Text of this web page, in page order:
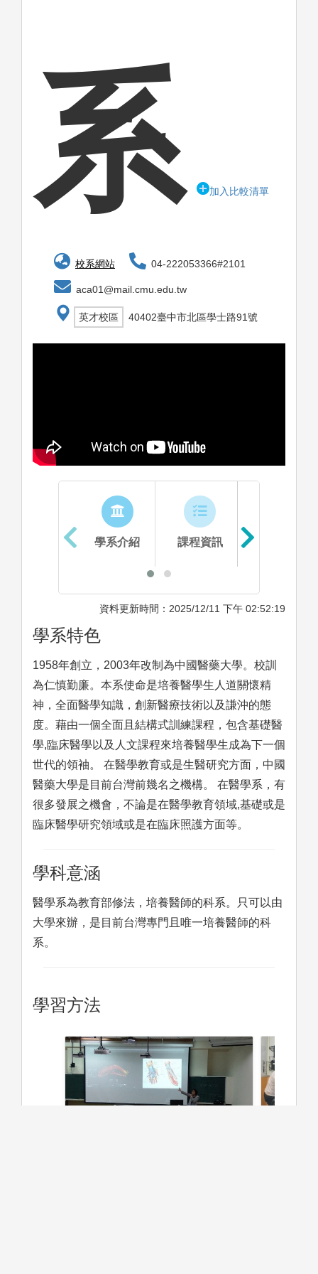
系
加入比較清單
校系網站 04-222053366#2101
aca01@mail.cmu.edu.tw
英才校區 40402臺中市北區學士路91號
學系介紹 課程資訊
資料更新時間：2025/12/11 下午 02:52:19
學系特色
1958年創立，2003年改制為中國醫藥大學。校訓
為仁慎勤廉。本系使命是培養醫學生人道關懷精
神，全面醫學知識，創新醫療技術以及謙沖的態
度。藉由一個全面且結構式訓練課程，包含基礎醫
學,臨床醫學以及人文課程來培養醫學生成為下一個
世代的領袖。 在醫學教育或是生醫研究方面，中國
醫藥大學是目前台灣前幾名之機構。 在醫學系，有
很多發展之機會，不論是在醫學教育領域,基礎或是
臨床醫學研究領域或是在臨床照護方面等。
學科意涵
醫學系為教育部修法，培養醫師的科系。只可以由
大學來辦，是目前台灣專門且唯一培養醫師的科
系。
學習方法